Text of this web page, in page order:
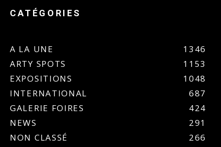
CATÉGORIES
A LA UNE
1346
ARTY SPOTS
1153
EXPOSITIONS
1048
INTERNATIONAL
687
GALERIE FOIRES
424
NEWS
291
NON CLASSÉ
266